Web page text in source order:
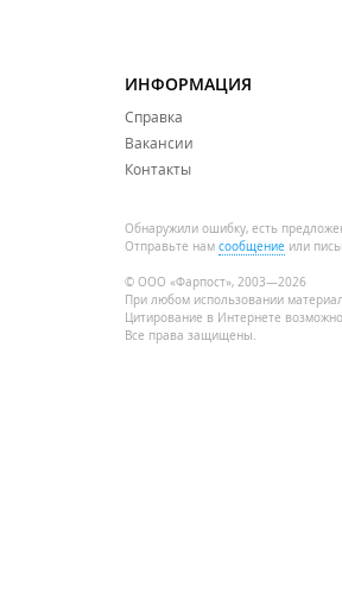
ИНФОРМАЦИЯ
Справка
Вакансии
Контакты
Обнаружили ошибку, есть
Отправьте нам сообщение или
© ООО «Фарпост», 2003—2026
При любом использовании
Цитирование в Интернете
Все права защищены.